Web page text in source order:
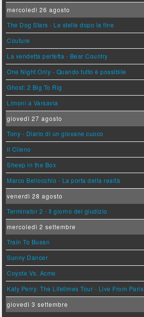
mercoledì 26 agosto
The Dog Stars - Le stelle dopo la fine
Couture
La vendetta perfetta - Bear Country
One Night Only - Quando tutto è possibile
Ghost: 2 Big To Rig
Limoni a Varsavia
giovedì 27 agosto
Tony - Diario di un giovane cuoco
Il Cileno
Sheep in the Box
Marco Bellocchio - La porta della realtà
venerdì 28 agosto
Terminator 2 - Il giorno del giudizio
mercoledì 2 settembre
Train To Busan
Sunny Dancer
Coyote Vs. Acme
Katy Perry: The Lifetimes Tour - Live From Paris
giovedì 3 settembre